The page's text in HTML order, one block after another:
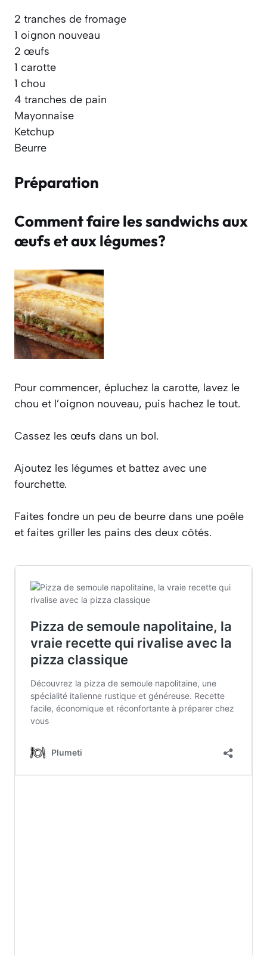
2 tranches de fromage
1 oignon nouveau
2 œufs
1 carotte
1 chou
4 tranches de pain
Mayonnaise
Ketchup
Beurre
Préparation
Comment faire les sandwichs aux
œufs et aux légumes?
Pour commencer, épluchez la carotte, lavez le
chou et l’oignon nouveau, puis hachez le tout.
Cassez les œufs dans un bol.
Ajoutez les légumes et battez avec une
fourchette.
Faites fondre un peu de beurre dans une poêle
et faites griller les pains des deux côtés.